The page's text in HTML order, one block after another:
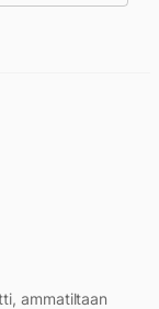
ammatiltaan